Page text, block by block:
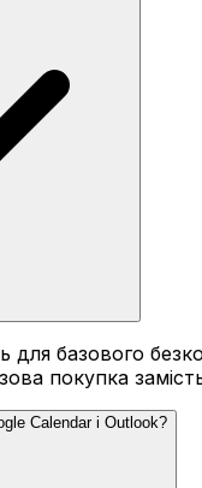
для базового
покупка
Calendar і Outlook?